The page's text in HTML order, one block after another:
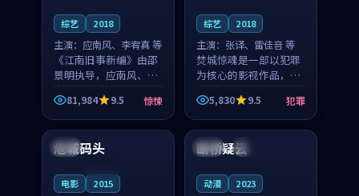
综艺 2018
主演： 应南风、李宥真 等
《江南旧事新编》由邵
景明执导，应南风、李
宥真领衔主演，是一部
2018年上映的日本惊悚
综艺。影片以邻里温情
为切入，呈现一段从初
遇到告别都浸着真实
81,984 9.5 惊悚
综艺 2018
主演： 张译、雷佳音 等
焚城惊魂是一部以犯罪
为核心的影视作品，围
绕危机、反转与人物成
长展开，整体节奏紧
凑，值得推荐观看。
5,830 9.5 犯罪
中国
危城码头
电影 2015
日本 院线
断桥疑云
动漫 2023